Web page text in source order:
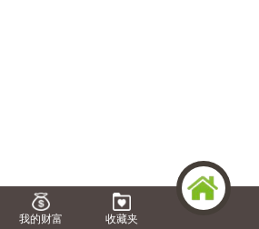
我的财富 收藏夹